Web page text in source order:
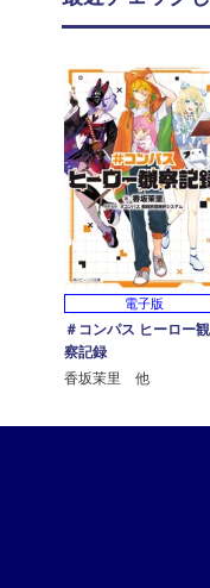
電子版
＃コンパス ヒーロー観
察記録
香坂茉里 他